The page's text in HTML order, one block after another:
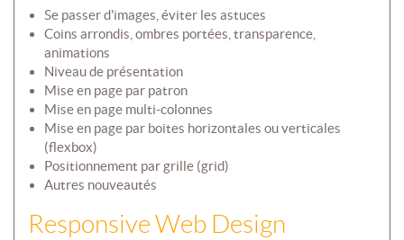
Se passer d'images, éviter les astuces
Coins arrondis, ombres portées, transparence,
animations
Niveau de présentation
Mise en page par patron
Mise en page multi-colonnes
Mise en page par boites horizontales ou verticales
(flexbox)
Positionnement par grille (grid)
Autres nouveautés
Responsive Web Design